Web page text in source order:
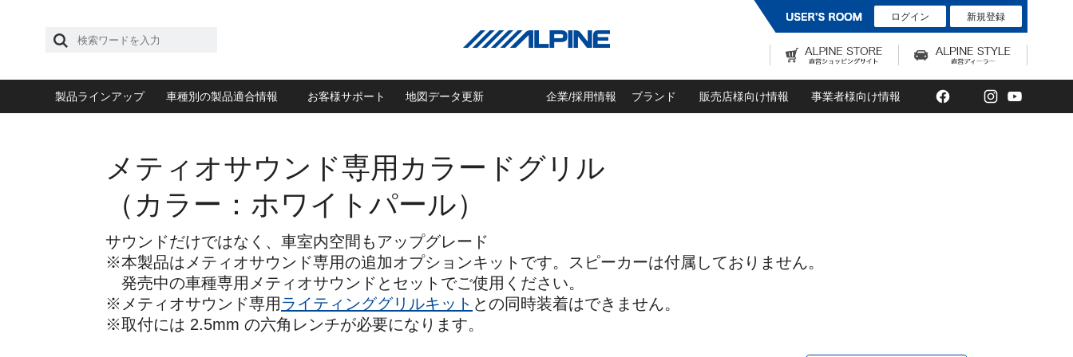
ログイン 新規登録
製品ラインアップ 車種別の製品適合情報 お客様サポート 地図データ更新 企業/採用情報 ブランド 販売店様向け情報 事業者様向け情報 Facebook
TwitterInstagram
メティオサウンド専用カラードグリル
（カラー：ホワイトパール）
サウンドだけではなく、車室内空間もアップグレード
※本製品はメティオサウンド専用の追加オプションキットです。スピーカーは付属しておりません。
発売中の車種専用メティオサウンドとセットでご使用ください。
※メティオサウンド専用 ライティンググリルキット との同時装着はできません。
※取付には 2.5mm の六角レンチが必要になります。